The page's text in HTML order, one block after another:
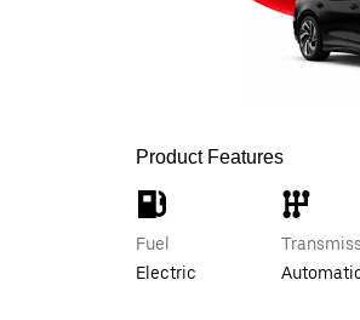
Product Features
Fuel
Electric